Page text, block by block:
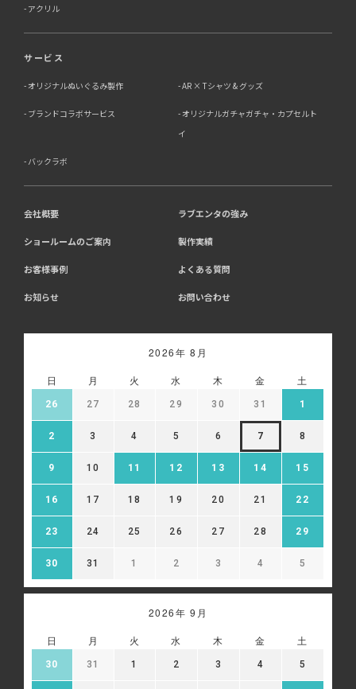
アクリル
サービス
オリジナルぬいぐるみ製作 AR × Tシャツ & グッズ
ブランドコラボサービス
オリジナルガチャガチャ・カプセルト
イ
バックラボ
会社概要 ラブエンタの強み
ショールームのご案内 製作実績
お客様事例 よくある質問
お知らせ お問い合わせ
2026年 8月
日 月 火 水 木 金 土
26 27 28 29 30 31 1
2 3 4 5 6 7 8
9 10 11 12 13 14 15
16 17 18 19 20 21 22
23 24 25 26 27 28 29
30 31 1 2 3 4 5
2026年 9月
日 月 火 水 木 金 土
30 31 1 2 3 4 5